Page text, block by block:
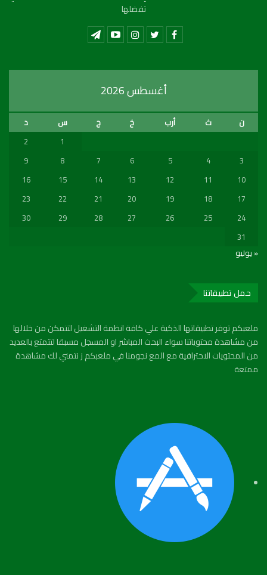
تفضلها
أغسطس 2026
ن ث أرب خ ج س
د
1
2
3
4
5
6
7
8
9
10
11
12
13
14
15
16
17
18
19
20
21
22
23
24
25
26
27
28
29
30
31
« يوليو
حمل تطبيقاتنا
ملعبكم توفر تطبيقاتها الذكية علي كافة انظمة التشغيل لتتمكن من خلالها
من مشاهدة محتوياتنا سواء البحث المباشر او المسجل مسبقا لتتمتع بالعديد
من المحتويات الاحترافية مع المع نجومنا في ملعبكم ز نتمني لك مشاهدة
ممتعة